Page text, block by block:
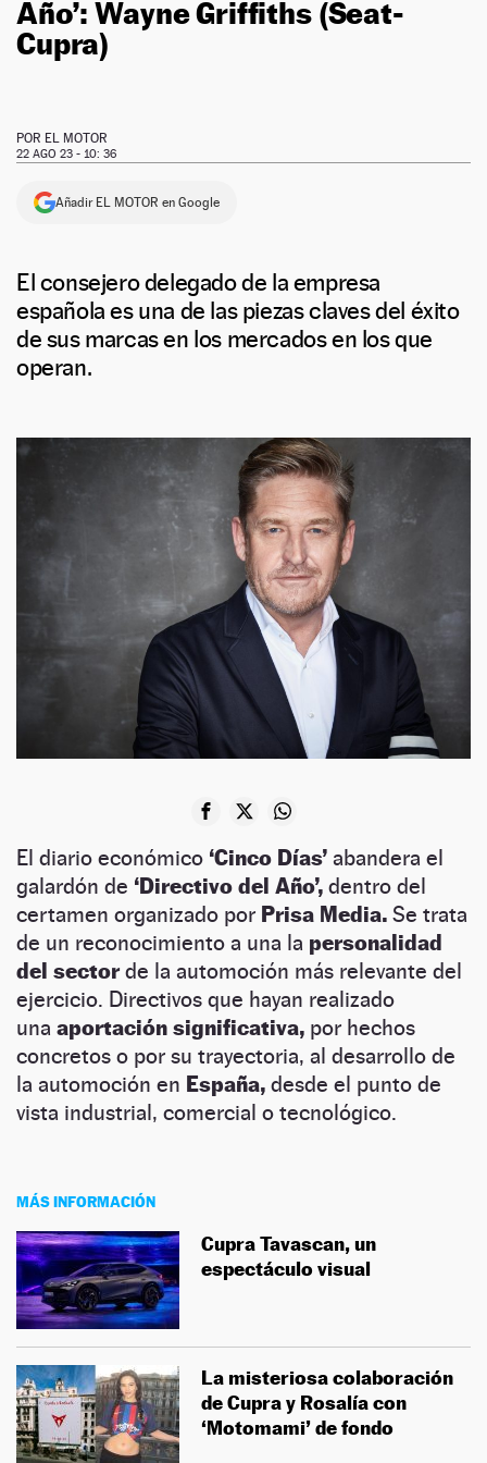
Año’: Wayne Griffiths (Seat-
Cupra)
POR EL MOTOR
22 AGO 23 - 10: 36
Añadir EL MOTOR en Google
El consejero delegado de la empresa
española es una de las piezas claves del éxito
de sus marcas en los mercados en los que
operan.
El diario económico ‘Cinco Días’ abandera el
galardón de ‘Directivo del Año’, dentro del
certamen organizado por Prisa Media. Se trata
de un reconocimiento a una la personalidad
del sectorde la automoción más relevante del
ejercicio. Directivos que hayan realizado
una aportación significativa, por hechos
concretos o por su trayectoria, al desarrollo de
la automoción en España, desde el punto de
vista industrial, comercial o tecnológico.
MÁS INFORMACIÓN
Cupra Tavascan, un
espectáculo visual
La misteriosa colaboración
de Cupra y Rosalía con
‘Motomami’ de fondo